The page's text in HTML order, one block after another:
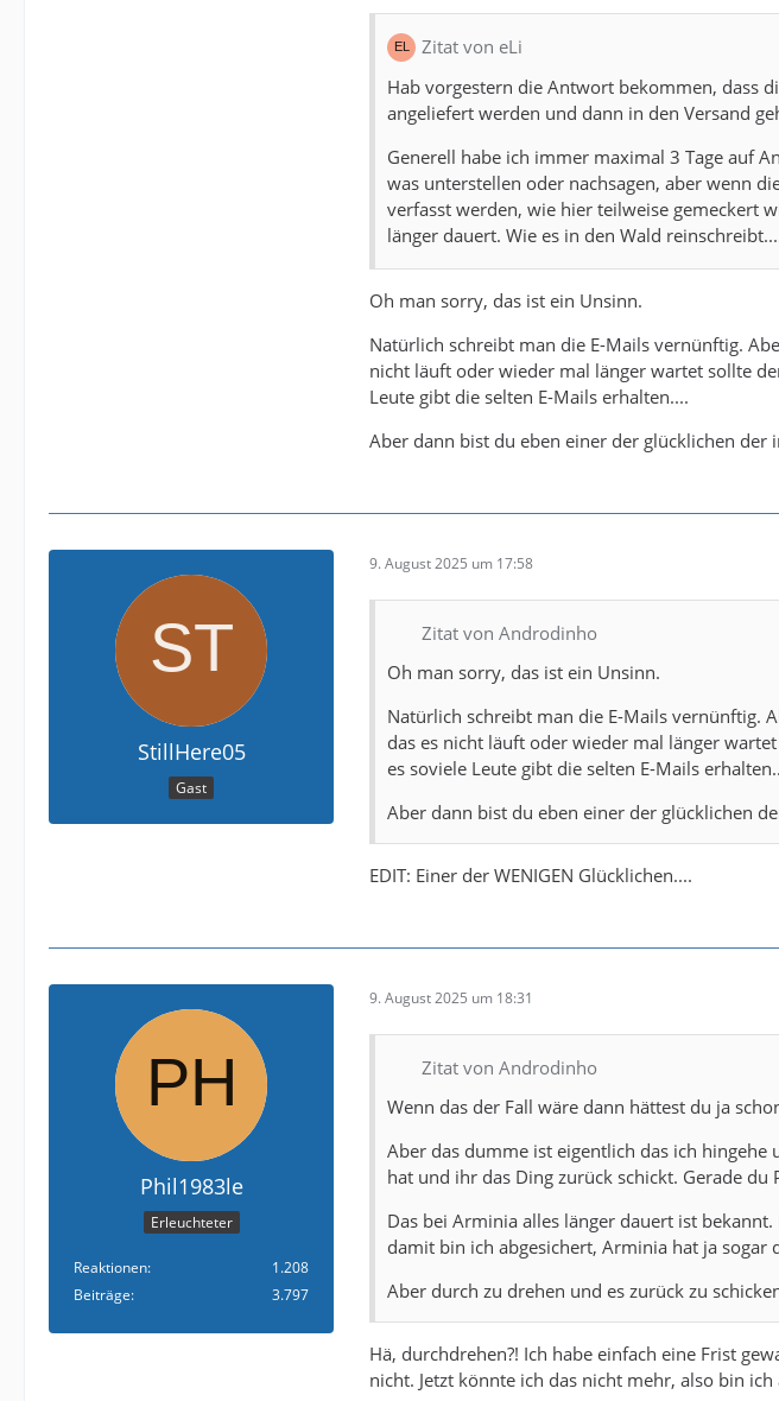
Zitat von eLi
Hab vorgestern die Antwort bekommen, dass
angeliefert werden und dann in den Versand
Generell habe ich immer maximal 3 Tage auf
was unterstellen oder nachsagen, aber wenn
verfasst werden, wie hier teilweise gemeckert
länger dauert. Wie es in den Wald
Oh man sorry, das ist ein Unsinn.
Natürlich schreibt man die E-Mails vernünftig.
nicht läuft oder wieder mal länger wartet sollte
Leute gibt die selten E-Mails erhalten....
Aber dann bist du eben einer der glücklichen
StillHere05
Gast
9. August 2025 um 17:58
Zitat von Androdinho
Oh man sorry, das ist ein Unsinn.
Natürlich schreibt man die E-Mails vernünftig.
das es nicht läuft oder wieder mal länger
es soviele Leute gibt die selten E-Mails
Aber dann bist du eben einer der glücklichen
EDIT: Einer der WENIGEN Glücklichen....
Phil1983le
Erleuchteter
Reaktionen
1.208
Beiträge
3.797
9. August 2025 um 18:31
Zitat von Androdinho
Wenn das der Fall wäre dann hättest du ja
Aber das dumme ist eigentlich das ich hingehe
hat und ihr das Ding zurück schickt. Gerade
Das bei Arminia alles länger dauert ist
damit bin ich abgesichert, Arminia hat ja sogar
Aber durch zu drehen und es zurück zu
Hä, durchdrehen?! Ich habe einfach eine Frist
nicht. Jetzt könnte ich das nicht mehr, also bin ich